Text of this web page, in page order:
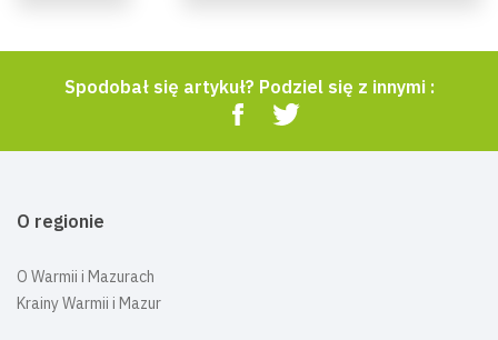
Spodobał się artykuł? Podziel się z innymi :
O regionie
O Warmii i Mazurach
Krainy Warmii i Mazur